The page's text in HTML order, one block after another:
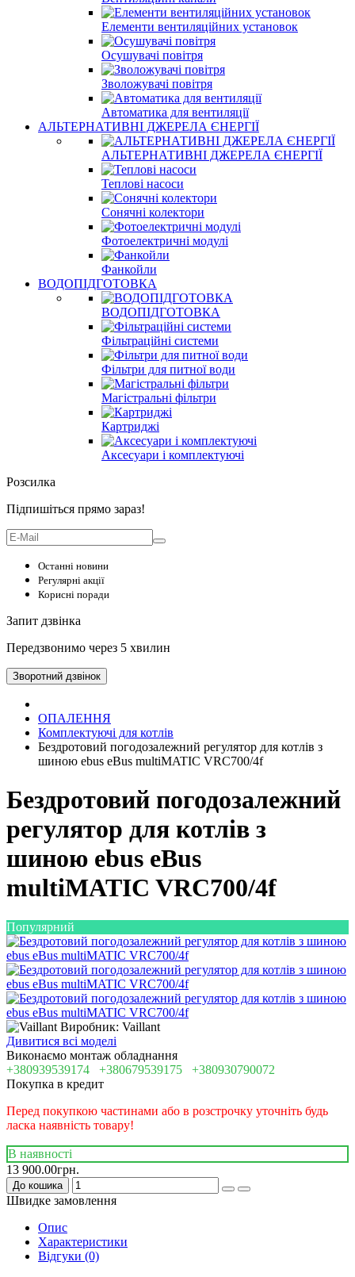
Елементи вентиляційних установок
Осушувачі повітря
Зволожувачі повітря
Автоматика для вентиляції
АЛЬТЕРНАТИВНІ ДЖЕРЕЛА ЄНЕРГІЇ
АЛЬТЕРНАТИВНІ ДЖЕРЕЛА ЄНЕРГІЇ
Теплові насоси
Сонячні колектори
Фотоелектричні модулі
Фанкойли
ВОДОПІДГОТОВКА
ВОДОПІДГОТОВКА
Фільтраційні системи
Фільтри для питної води
Магістральні фільтри
Картриджі
Аксесуари і комплектуючі
Розсилка
Підпишіться прямо зараз!
Останні новини
Регулярні акції
Корисні поради
Запит дзвінка
Передзвонимо через 5 хвилин
Зворотний дзвінок
ОПАЛЕННЯ
Комплектуючі для котлів
Бездротовий погодозалежний регулятор для котлів з
шиною ebus eBus multiMATIC VRC700/4f
Бездротовий погодозалежний
регулятор для котлів з
шиною ebus eBus
multiMATIC VRC700/4f
Популярний
Виробник: Vaillant
Дивитися всі моделі
Виконаємо монтаж обладнання
+380939539174 +380679539175 +380930790072
Покупка в кредит
Перед покупкою частинами або в розстрочку уточніть будь
ласка наявність товару!
В наявності
13 900.00грн.
До кошика
Швидке замовлення
Опис
Характеристики
Відгуки (0)